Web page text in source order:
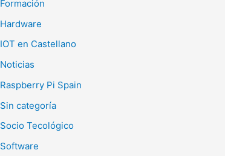
Formación
Hardware
IOT en Castellano
Noticias
Raspberry Pi Spain
Sin categoría
Socio Tecológico
Software